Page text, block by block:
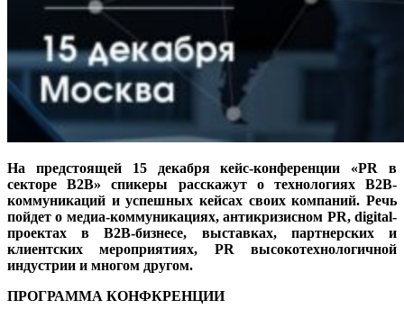
На предстоящей 15 декабря кейс-конференции «PR в
секторе B2B» спикеры расскажут о технологиях B2B-
коммуникаций и успешных кейсах своих компаний. Речь
пойдет о медиа-коммуникациях, антикризисном PR, digital-
проектах в B2B-бизнесе, выставках, партнерских и
клиентских мероприятиях, PR высокотехнологичной
индустрии и многом другом.
ПРОГРАММА КОНФКРЕНЦИИ